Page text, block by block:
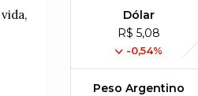
Dólar
R$ 5,08
-0,54%
Peso Argentino